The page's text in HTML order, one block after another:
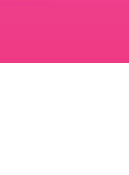
0%
0%